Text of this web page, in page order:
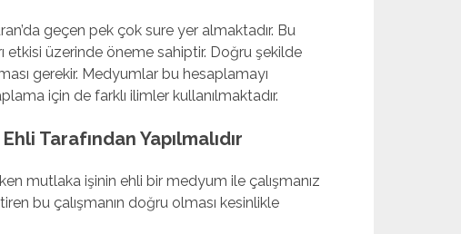
geçen pek çok sure yer almaktadır. Bu
etkisi üzerinde öneme sahiptir. Doğru şekilde
gerekir. Medyumlar bu hesaplamayı
için de farklı ilimler kullanılmaktadır.
Tarafından Yapılmalıdır
mutlaka işinin ehli bir medyum ile çalışmanız
bu çalışmanın doğru olması kesinlikle